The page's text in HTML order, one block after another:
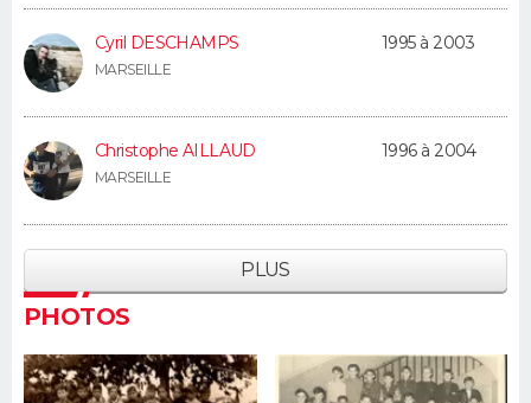
Cyril DESCHAMPS
MARSEILLE
1995 à 2003
Christophe AILLAUD
MARSEILLE
1996 à 2004
PLUS
PHOTOS